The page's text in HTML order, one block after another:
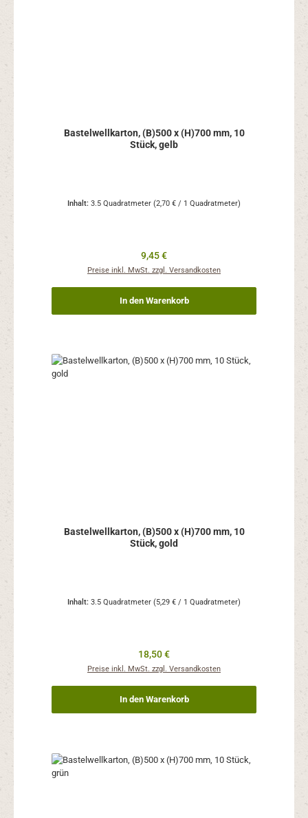
Bastelwellkarton, (B)500 x (H)700 mm, 10
Stück, gelb
Inhalt: 3.5 Quadratmeter (2,70 € / 1 Quadratmeter)
Regulärer Preis:
9,45 €
Preise inkl. MwSt. zzgl. Versandkosten
In den Warenkorb
Bastelwellkarton, (B)500 x (H)700 mm, 10
Stück, gold
Inhalt: 3.5 Quadratmeter (5,29 € / 1 Quadratmeter)
Regulärer Preis:
18,50 €
Preise inkl. MwSt. zzgl. Versandkosten
In den Warenkorb